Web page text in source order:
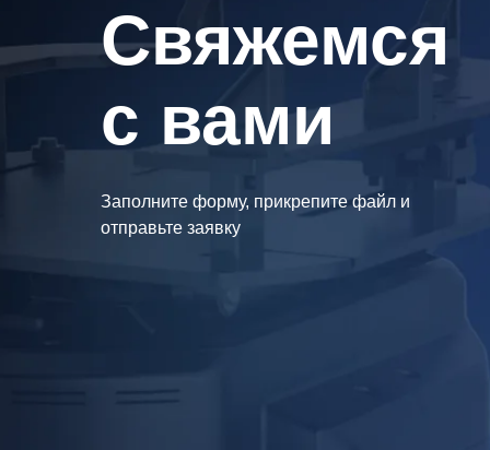
Cвяжемся
с вами
Заполните форму, прикрепите файл и
отправьте заявку